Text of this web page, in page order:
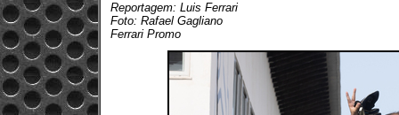
Reportagem: Luis Ferrari
Foto: Rafael Gagliano
Ferrari Promo